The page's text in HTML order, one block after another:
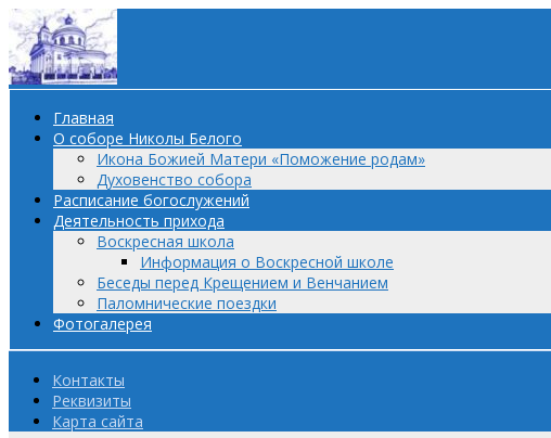
Главная
О соборе Николы Белого
Икона Божией Матери «Поможение родам»
Духовенство собора
Расписание богослужений
Деятельность прихода
Воскресная школа
Информация о Воскресной школе
Беседы перед Крещением и Венчанием
Паломнические поездки
Фотогалерея
Контакты
Реквизиты
Карта сайта